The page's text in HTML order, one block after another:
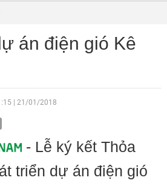
án điện gió Kê
21/01/2018
- Lễ ký kết Thỏa
triển dự án điện gió